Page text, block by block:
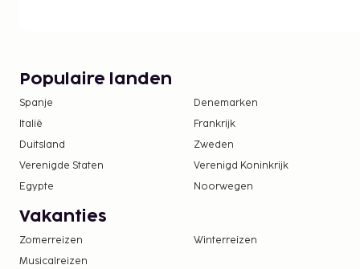
Deze lijst is mogelijk niet volledig. Toeslagen en
excl. btw en kunnen wijzigen.
Populaire landen
Spanje Denemarken
Italië
Frankrijk
Duitsland
Zweden
Verenigde Staten
Verenigd Koninkrijk
Egypte
Noorwegen
Vakanties
Zomerreizen Winterreizen
Musicalreizen